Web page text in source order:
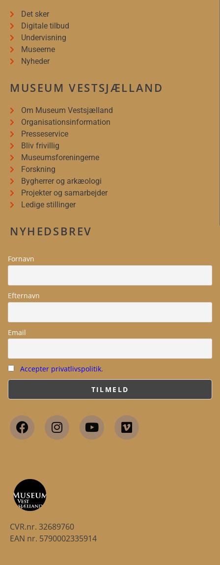
Det sker
Digitale tilbud
Undervisning
Museerne
Nyheder
MUSEUM VESTSJÆLLAND
Om Museum Vestsjælland
Organisationsinformation
Presseservice
Bliv frivillig
Museumsforeningerne
Forskning
Bygherrer og arkæologi
Projekter og samarbejder
Ledige stillinger
NYHEDSBREV
Fornavn
Efternavn
Email
Accepter privatlivspolitik.
CVR.nr. 32689760
EAN nr. 5790002335914